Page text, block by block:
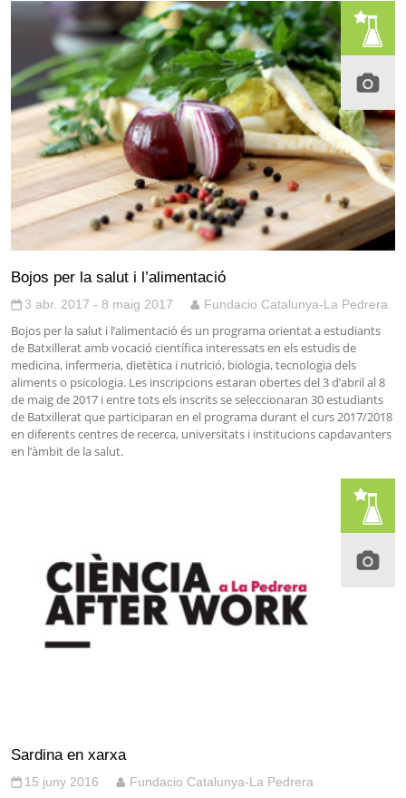
Bojos per la salut i l’alimentació
3 abr. 2017 - 8 maig 2017 Fundacio Catalunya-La Pedrera
Bojos per la salut i l’alimentació és un programa orientat a estudiants
de Batxillerat amb vocació científica interessats en els estudis de
medicina, infermeria, dietètica i nutrició, biologia, tecnologia dels
aliments o psicologia. Les inscripcions estaran obertes del 3 d’abril al 8
de maig de 2017 i entre tots els inscrits se seleccionaran 30 estudiants
de Batxillerat que participaran en el programa durant el curs 2017/2018
en diferents centres de recerca, universitats i institucions capdavanters
en l’àmbit de la salut.
Sardina en xarxa
15 juny 2016 Fundacio Catalunya-La Pedrera